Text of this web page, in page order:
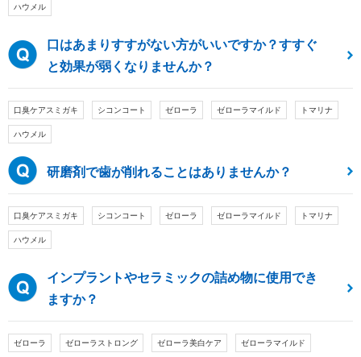
ハウメル
口はあまりすすがない方がいいですか？すすぐ
と効果が弱くなりませんか？
口臭ケアスミガキ シコンコート ゼローラ ゼローラマイルド トマリナ
ハウメル
研磨剤で歯が削れることはありませんか？
口臭ケアスミガキ シコンコート ゼローラ ゼローラマイルド トマリナ
ハウメル
インプラントやセラミックの詰め物に使用でき
ますか？
ゼローラ ゼローラストロング ゼローラ美白ケア ゼローラマイルド